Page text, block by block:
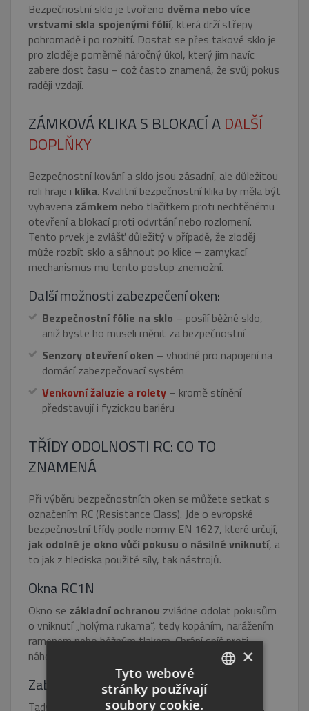
Bezpečnostní sklo je tvořeno dvěma nebo více
vrstvami skla spojenými fólií, která drží střepy
pohromadě i po rozbití. Dostat se přes takové sklo je
pro zloděje poměrně náročný úkol, který jim navíc
zabere dost času – což často znamená, že svůj pokus
raději vzdají.
ZÁMKOVÁ KLIKA S BLOKACÍ A DALŠÍ
DOPLŇKY
Bezpečnostní kování a sklo jsou zásadní, ale důležitou
roli hraje i klika. Kvalitní bezpečnostní klika by měla být
vybavena zámkem nebo tlačítkem proti nechtěnému
otevření a blokací proti odvrtání nebo rozlomení.
Tento prvek je zvlášť důležitý v případě, že zloděj
může rozbít sklo a sáhnout po klice – zamykací
mechanismus mu tento postup znemožní.
Další možnosti zabezpečení oken:
Bezpečnostní fólie na sklo – posílí běžné sklo,
aniž byste ho museli měnit za bezpečnostní
Senzory otevření oken – vhodné pro napojení na
domácí zabezpečovací systém
Venkovní žaluzie a rolety – kromě stínění
představují i fyzickou bariéru
TŘÍDY ODOLNOSTI RC: CO TO
ZNAMENÁ
Při výběru bezpečnostních oken se můžete setkat s
označením RC (Resistance Class). Jde o evropské
bezpečnostní třídy podle normy EN 1627, které určují,
jak odolné je okno vůči pokusu o násilné vniknutí, a
to jak z hlediska použité síly, tak nástrojů.
Okna RC1N
Okno se základní ochranou zvládne odolat pokusům
o vniknutí „holýma rukama“, tedy kopáním, narážením
ramenem nebo běžným tlakem. Chrání spíš proti
náhodným vandalům než proti zlodějům.
Zabezpečení oken RC2
Tady už se jedná ovýrazně vyšší úroveň ochrany .
×
Tyto webové
stránky používají
soubory cookie.